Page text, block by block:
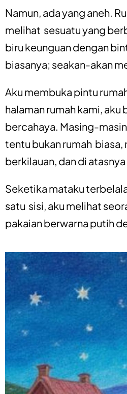
Namun, ada yang aneh.
melihat sesuatu yang
biru keunguan dengan
biasanya; seakan-akan
Aku membuka pintu
halaman rumah kami,
bercahaya. Masing-
tentu bukan rumah
berkilauan, dan di
Seketika mataku
satu sisi, aku melihat
pakaian berwarna putih